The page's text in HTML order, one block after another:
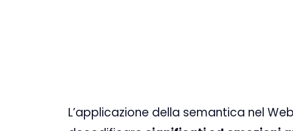
L’applicazione della semantica nel